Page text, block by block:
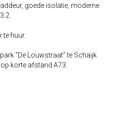
goede isolatie, moderne
te huur.
"De Louwstraat" te Schaijk.
korte afstand A73.